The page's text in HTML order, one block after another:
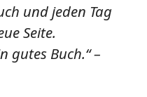
und jeden Tag
Seite.
gutes Buch.“ –